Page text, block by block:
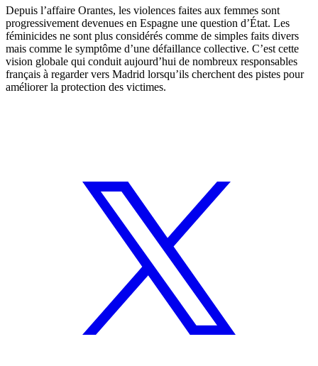
Depuis l’affaire Orantes, les violences faites aux femmes sont
progressivement devenues en Espagne une question d’État. Les
féminicides ne sont plus considérés comme de simples faits divers
mais comme le symptôme d’une défaillance collective. C’est cette
vision globale qui conduit aujourd’hui de nombreux responsables
français à regarder vers Madrid lorsqu’ils cherchent des pistes pour
améliorer la protection des victimes.